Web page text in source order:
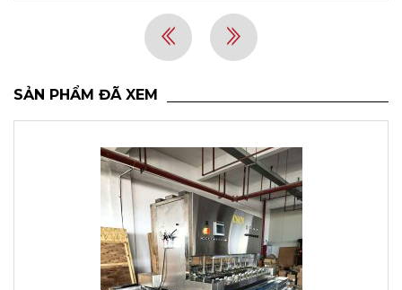
SẢN PHẨM ĐÃ XEM